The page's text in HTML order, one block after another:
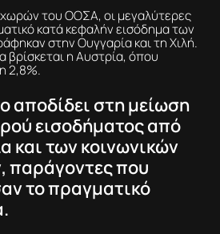
του ΟΟΣΑ, οι μεγαλύτερες
κατά κεφαλήν εισόδημα των
στην Ουγγαρία και τη Χιλή.
βρίσκεται η Αυστρία, όπου
2,8%.
αποδίδει στη μείωση
εισοδήματος από
και των κοινωνικών
παράγοντες που
το πραγματικό